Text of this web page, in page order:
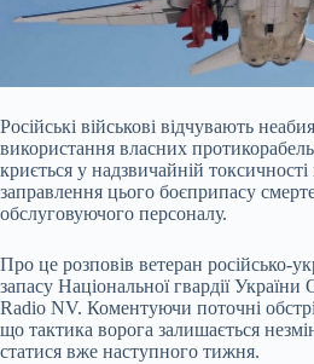
Російські військові відчувають
використання власних
криється у надзвичайній
заправлення цього боєприпасу
обслуговуючого персоналу.
Про це розповів ветеран російсько-
запасу Національної гвардії України
Radio NV. Коментуючи поточні
що тактика ворога залишається
статися вже наступного тижня.